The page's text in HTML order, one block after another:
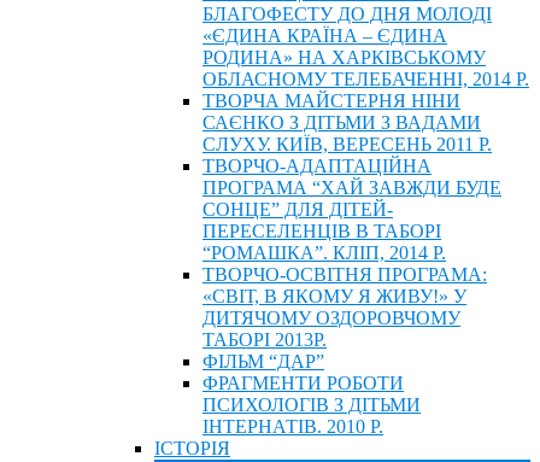
БЛАГОФЕСТУ ДО ДНЯ МОЛОДІ
«ЄДИНА КРАЇНА – ЄДИНА
РОДИНА» НА ХАРКІВСЬКОМУ
ОБЛАСНОМУ ТЕЛЕБАЧЕННІ, 2014 Р.
ТВОРЧА МАЙСТЕРНЯ НІНИ
САЄНКО З ДІТЬМИ З ВАДАМИ
СЛУХУ. КИЇВ, ВЕРЕСЕНЬ 2011 Р.
ТВОРЧО-АДАПТАЦІЙНА
ПРОГРАМА “ХАЙ ЗАВЖДИ БУДЕ
СОНЦЕ” ДЛЯ ДІТЕЙ-
ПЕРЕСЕЛЕНЦІВ В ТАБОРІ
“РОМАШКА”. КЛІП, 2014 Р.
ТВОРЧО-ОСВІТНЯ ПРОГРАМА:
«СВІТ, В ЯКОМУ Я ЖИВУ!» У
ДИТЯЧОМУ ОЗДОРОВЧОМУ
ТАБОРІ 2013Р.
ФІЛЬМ “ДАР”
ФРАГМЕНТИ РОБОТИ
ПСИХОЛОГІВ З ДІТЬМИ
ІНТЕРНАТІВ. 2010 Р.
ІСТОРIЯ